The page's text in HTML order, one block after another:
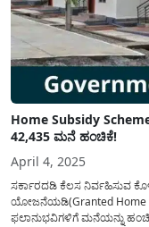
Home Subsidy
42,435 ಮನೆ ಹಂಚಿಕೆ!
April 4, 2025
ಸರ್ಕಾರದಡಿ ಕೆಲಸ ನಿರ್ವಹಿಸುವ
ಯೋಜನೆಯಡಿ(Granted Home
ಫಲಾನುಭವಿಗಳಿಗೆ ಮನೆಯನ್ನು